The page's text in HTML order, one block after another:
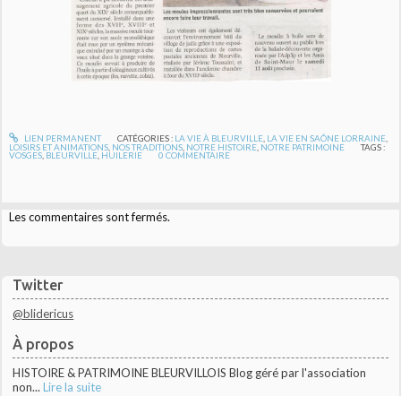
Twitter
@blidericus
À propos
HISTOIRE & PATRIMOINE BLEURVILLOIS Blog géré par l'association
non... Lire la suite
LIEN PERMANENT CATÉGORIES : LA VIE À BLEURVILLE, LA VIE EN SAÔNE LORRAINE,
LOISIRS ET ANIMATIONS NOS TRADITIONS NOTRE HISTOIRE NOTRE PATRIMOINE TAGS :
VOSGES BLEURVILLE HUILERIE 0 COMMENTAIRE
Les commentaires sont fermés.